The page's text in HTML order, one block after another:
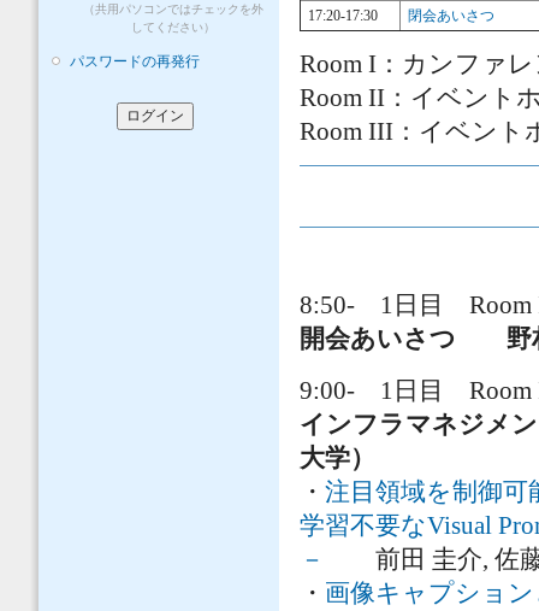
（共用パソコンではチェックを外
してください）
パスワードの再発行
17:20-17:30
閉会あいさつ
Room I：カンファ
Room II：イベント
Room III：イベント
8:50- 1日目 Room
開会あいさつ 野
9:00- 1日目 Room
インフラマネジメ
大学）
・ 注目領域を制御
学習不要なVisual
－
前田 圭介, 佐藤
・ 画像キャプショ